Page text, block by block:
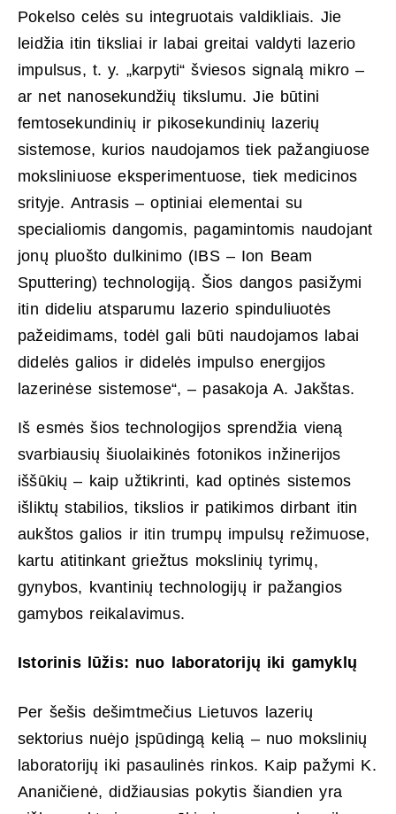
Pokelso celės su integruotais valdikliais. Jie
leidžia itin tiksliai ir labai greitai valdyti lazerio
impulsus, t. y. „karpyti“ šviesos signalą mikro –
ar net nanosekundžių tikslumu. Jie būtini
femtosekundinių ir pikosekundinių lazerių
sistemose, kurios naudojamos tiek pažangiuose
moksliniuose eksperimentuose, tiek medicinos
srityje. Antrasis – optiniai elementai su
specialiomis dangomis, pagamintomis naudojant
jonų pluošto dulkinimo (IBS – Ion Beam
Sputtering) technologiją. Šios dangos pasižymi
itin dideliu atsparumu lazerio spinduliuotės
pažeidimams, todėl gali būti naudojamos labai
didelės galios ir didelės impulso energijos
lazerinėse sistemose“, – pasakoja A. Jakštas.
Iš esmės šios technologijos sprendžia vieną
svarbiausių šiuolaikinės fotonikos inžinerijos
iššūkių – kaip užtikrinti, kad optinės sistemos
išliktų stabilios, tikslios ir patikimos dirbant itin
aukštos galios ir itin trumpų impulsų režimuose,
kartu atitinkant griežtus mokslinių tyrimų,
gynybos, kvantinių technologijų ir pažangios
gamybos reikalavimus.
Istorinis lūžis: nuo laboratorijų iki gamyklų
Per šešis dešimtmečius Lietuvos lazerių
sektorius nuėjo įspūdingą kelią – nuo mokslinių
laboratorijų iki pasaulinės rinkos. Kaip pažymi K.
Ananičienė, didžiausias pokytis šiandien yra